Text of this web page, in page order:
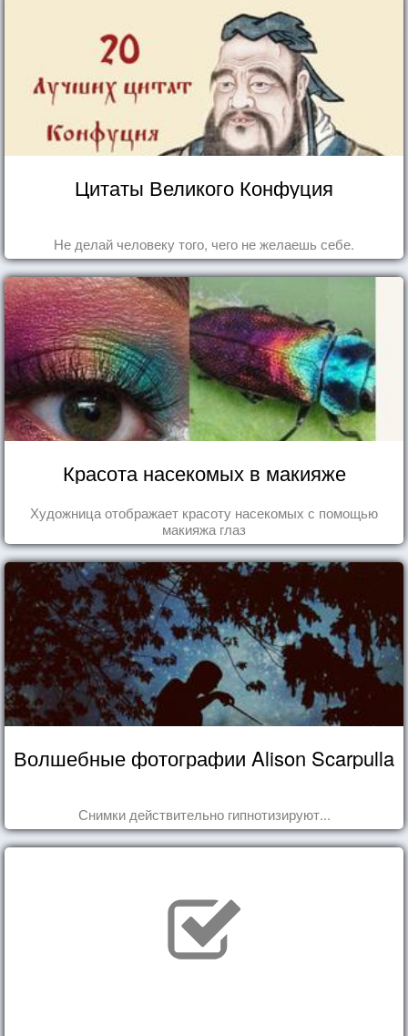
Цитаты Великого Конфуция
Не делай человеку того, чего не желаешь себе.
Красота насекомых в макияже
Художница отображает красоту насекомых с помощью
макияжа глаз
Волшебные фотографии Alison Scarpulla
Снимки действительно гипнотизируют...